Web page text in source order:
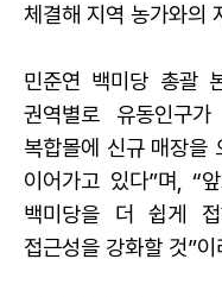
체결해 지역 농가와의
민준연 백미당 총괄
권역별로 유동인구
복합몰에 신규 매장을
이어가고 있다”며, “
백미당을 더 쉽게
접근성을 강화할 것”